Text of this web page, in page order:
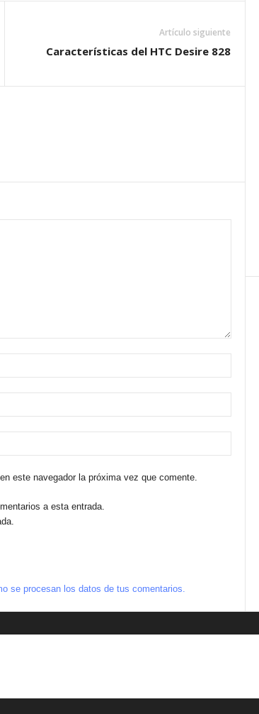
Artículo siguiente
Características del HTC Desire 828
este navegador la próxima vez que comente.
a esta entrada.
se procesan los datos de tus comentarios.